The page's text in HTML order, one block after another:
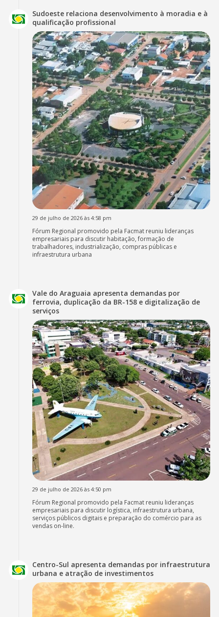
Sudoeste relaciona desenvolvimento à moradia e à
qualificação profissional
29 de julho de 2026 às 4:58 pm
Fórum Regional promovido pela Facmat reuniu lideranças
empresariais para discutir habitação, formação de
trabalhadores, industrialização, compras públicas e
infraestrutura urbana
Vale do Araguaia apresenta demandas por
ferrovia, duplicação da BR-158 e digitalização de
serviços
29 de julho de 2026 às 4:50 pm
Fórum Regional promovido pela Facmat reuniu lideranças
empresariais para discutir logística, infraestrutura urbana,
serviços públicos digitais e preparação do comércio para as
vendas on-line.
Centro-Sul apresenta demandas por infraestrutura
urbana e atração de investimentos